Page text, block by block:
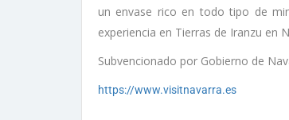
un envase rico en todo tipo de
experiencia en Tierras de Iranzu en
Subvencionado por Gobierno de
https://www.visitnavarra.es